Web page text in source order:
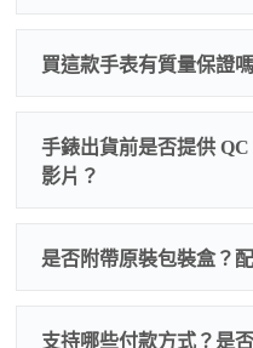
買這款手表有質量保證
為事故，免費維修三年
手錶出貨前是否提供
影片？
質檢查
是否附帶原裝包裝盒？
我們默認會提供普
支持哪些付款方式？是